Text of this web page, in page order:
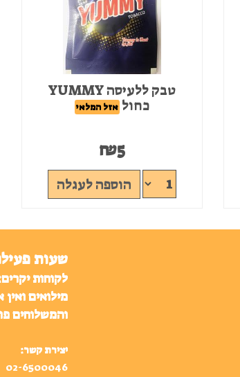
טבק ללעיסה YUMMY
כחול אזל המלאי
₪5
הוספה לעגלה
שעות
לקוחות
מילואים
והמשלוחים
יצירת קשר:
02-6500046